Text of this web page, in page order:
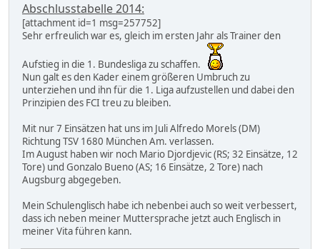
Abschlusstabelle 2014:
[attachment id=1 msg=257752]
Sehr erfreulich war es, gleich im ersten Jahr als Trainer den
Aufstieg in die 1. Bundesliga zu schaffen.
Nun galt es den Kader einem größeren Umbruch zu
unterziehen und ihn für die 1. Liga aufzustellen und dabei den
Prinzipien des FCI treu zu bleiben.
Mit nur 7 Einsätzen hat uns im Juli Alfredo Morels (DM)
Richtung TSV 1680 München Am. verlassen.
Im August haben wir noch Mario Djordjevic (RS; 32 Einsätze, 12
Tore) und Gonzalo Bueno (AS; 16 Einsätze, 2 Tore) nach
Augsburg abgegeben.
Mein Schulenglisch habe ich nebenbei auch so weit verbessert,
dass ich neben meiner Muttersprache jetzt auch Englisch in
meiner Vita führen kann.